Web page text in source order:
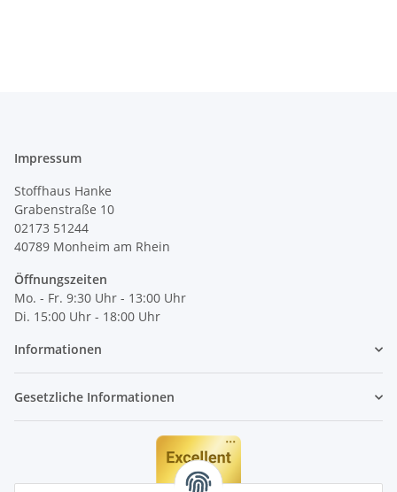
Impressum
Stoffhaus Hanke
Grabenstraße 10
02173 51244
40789 Monheim am Rhein
Öffnungszeiten
Mo. - Fr. 9:30 Uhr - 13:00 Uhr
Di. 15:00 Uhr - 18:00 Uhr
Informationen
Gesetzliche Informationen